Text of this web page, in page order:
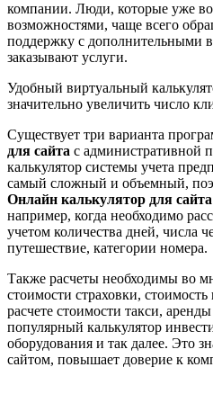
компании. Люди, которые уже
возможностями, чаще всего
поддержку с дополнительными
заказывают услуги.
Удобный виртуальный
значительно увеличить число
Существует три варианта
для сайта с административной
калькулятор системы учета
самый сложный и объемный,
Онлайн калькулятор для сайта
например, когда необходимо
учетом количества дней, числа
путешествие, категории номера.
Также расчеты необходимы во
стоимости страховки,
расчете стоимости такси,
популярный калькулятор
оборудования и так далее. Это
сайтом, повышает доверие к